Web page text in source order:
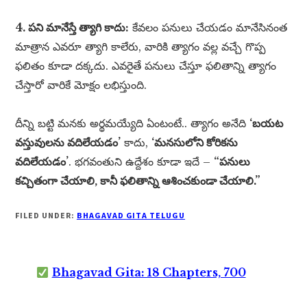
4. పని మానేస్తే త్యాగి కాదు: కేవలం పనులు చేయడం మానేసినంత
మాత్రాన ఎవరూ త్యాగి కాలేరు, వారికి త్యాగం వల్ల వచ్చే గొప్ప
ఫలితం కూడా దక్కదు. ఎవరైతే పనులు చేస్తూ ఫలితాన్ని త్యాగం
చేస్తారో వారికే మోక్షం లభిస్తుంది.
దీన్ని బట్టి మనకు అర్థమయ్యేది ఏంటంటే.. త్యాగం అనేది ‘బయట
వస్తువులను వదిలేయడం’ కాదు, ‘మనసులోని కోరికను
వదిలేయడం’. భగవంతుని ఉద్దేశం కూడా ఇదే – “పనులు
కచ్చితంగా చేయాలి, కానీ ఫలితాన్ని ఆశించకుండా చేయాలి.”
FILED UNDER: BHAGAVAD GITA TELUGU
Bhagavad Gita: 18 Chapters, 700